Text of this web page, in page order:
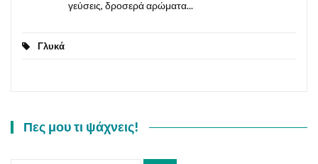
γεύσεις, δροσερά αρώματα...
Γλυκά
Πες μου τι ψάχνεις!